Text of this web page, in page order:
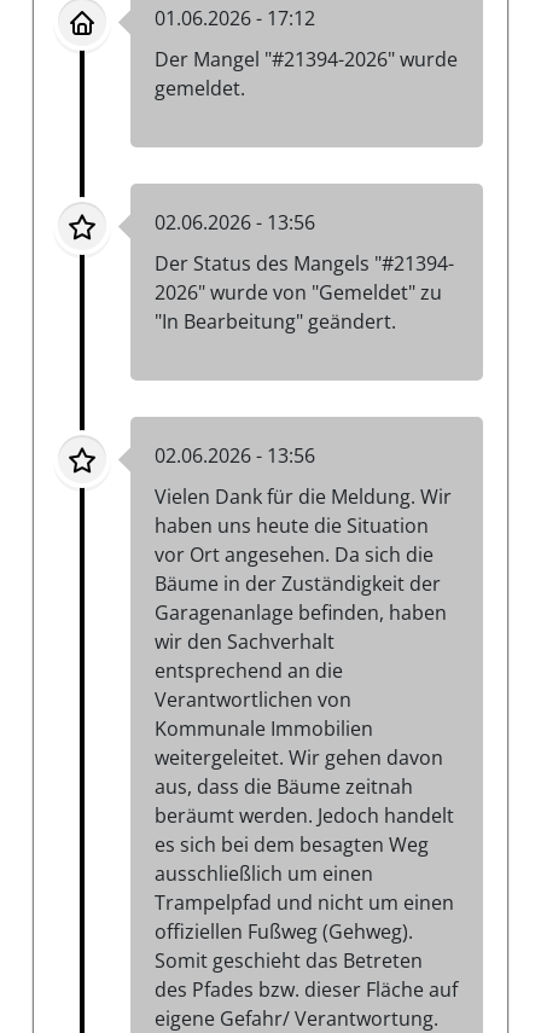
01.06.2026 - 17:12
Der Mangel "#21394-2026" wurde
gemeldet.
02.06.2026 - 13:56
Der Status des Mangels "#21394-
2026" wurde von "Gemeldet" zu
"In Bearbeitung" geändert.
02.06.2026 - 13:56
Vielen Dank für die Meldung. Wir
haben uns heute die Situation
vor Ort angesehen. Da sich die
Bäume in der Zuständigkeit der
Garagenanlage befinden, haben
wir den Sachverhalt
entsprechend an die
Verantwortlichen von
Kommunale Immobilien
weitergeleitet. Wir gehen davon
aus, dass die Bäume zeitnah
beräumt werden. Jedoch handelt
es sich bei dem besagten Weg
ausschließlich um einen
Trampelpfad und nicht um einen
offiziellen Fußweg (Gehweg).
Somit geschieht das Betreten
des Pfades bzw. dieser Fläche auf
eigene Gefahr/ Verantwortung.